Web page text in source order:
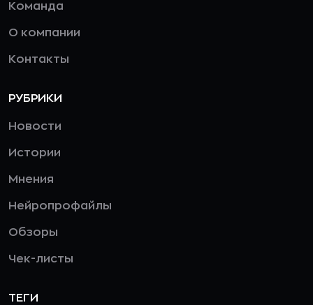
Команда
О компании
Контакты
РУБРИКИ
Новости
Истории
Мнения
Нейропрофайлы
Обзоры
Чек-листы
ТЕГИ